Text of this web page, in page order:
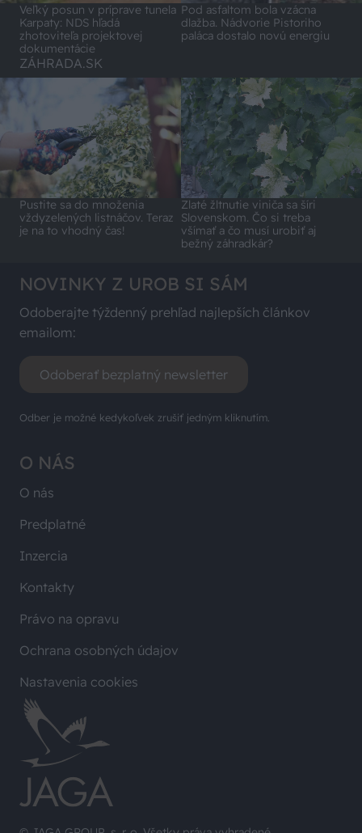
Veľký posun v príprave tunela
Karpaty: NDS hľadá
zhotoviteľa projektovej
dokumentácie
Pod asfaltom bola vzácna
dlažba. Nádvorie Pistoriho
paláca dostalo novú energiu
ZÁHRADA.SK
Pustite sa do množenia
vždyzelených listnáčov. Teraz
je na to vhodný čas!
Zlaté žltnutie viniča sa šíri
Slovenskom. Čo si treba
všímať a čo musí urobiť aj
bežný záhradkár?
O NÁS
O nás
Predplatné
Inzercia
Kontakty
Právo na opravu
Ochrana osobných údajov
Nastavenia cookies
NOVINKY Z UROB SI SÁM
Odoberajte týždenný prehľad najlepších článkov
emailom:
Odoberať bezplatný newsletter
Odber je možné kedykoľvek zrušiť jedným kliknutím.